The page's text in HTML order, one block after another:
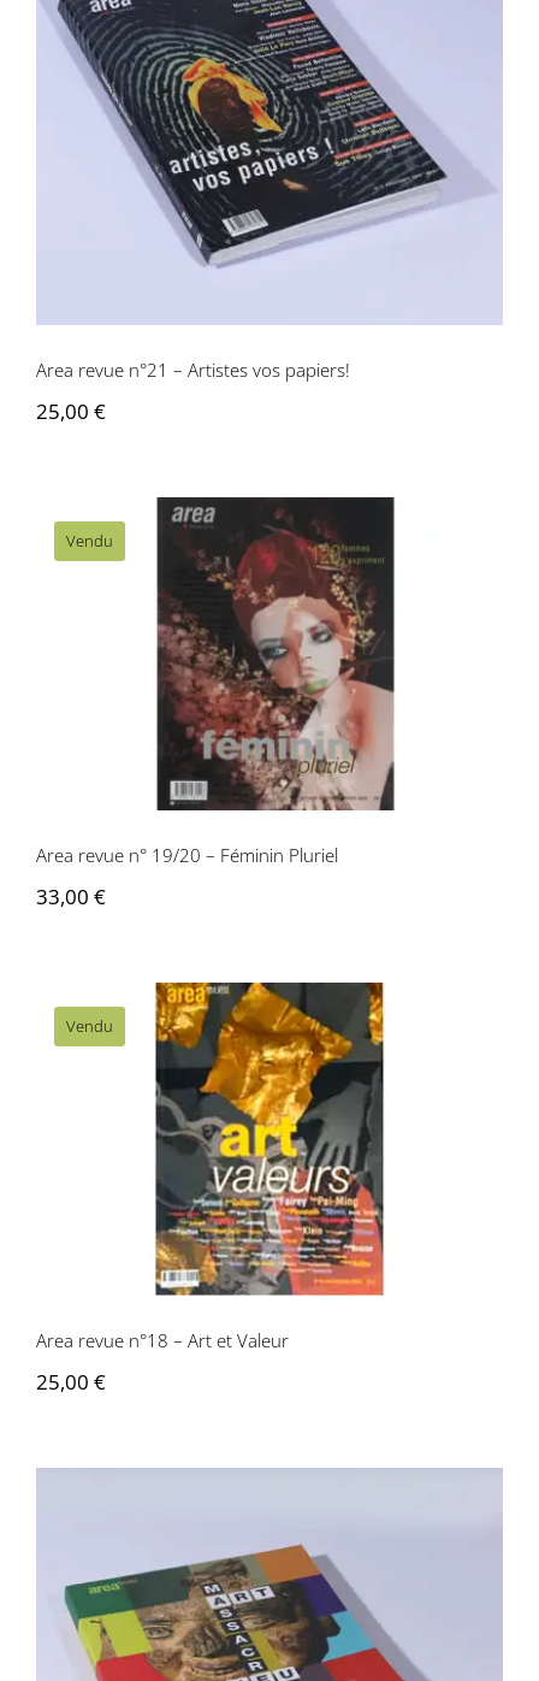
Area revue n°21 – Artistes vos papiers!
Area revue n°21 – Artistes vos papiers!
25,00 €
Vendu
Area revue n° 19/20 – Féminin Pluriel
Area revue n° 19/20 – Féminin Pluriel
33,00 €
Vendu
Area revue n°18 – Art et Valeur
Area revue n°18 – Art et Valeur
25,00 €